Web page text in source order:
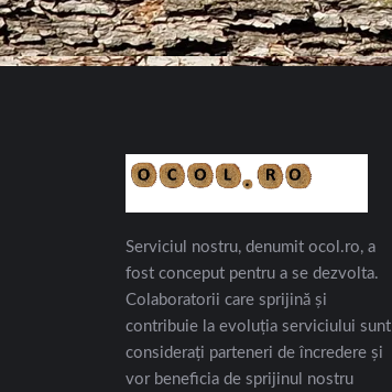
Serviciul nostru, denumit ocol.ro, a
fost conceput pentru a se dezvolta.
Colaboratorii care sprijină și
contribuie la evoluția serviciului sunt
considerați parteneri de încredere și
vor beneficia de sprijinul nostru